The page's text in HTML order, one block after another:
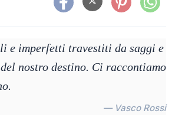
e imperfetti travestiti da saggi e
nostro destino. Ci raccontiamo
— Vasco Rossi